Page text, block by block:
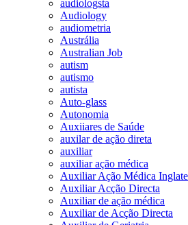
audiologsta
Audiology
audiometria
Austrália
Australian Job
autism
autismo
autista
Auto-glass
Autonomia
Auxiiares de Saúde
auxilar de ação direta
auxiliar
auxiliar ação médica
Auxiliar Ação Médica
Auxiliar Acção Directa
Auxiliar de ação médica
Auxiliar de Acção Directa